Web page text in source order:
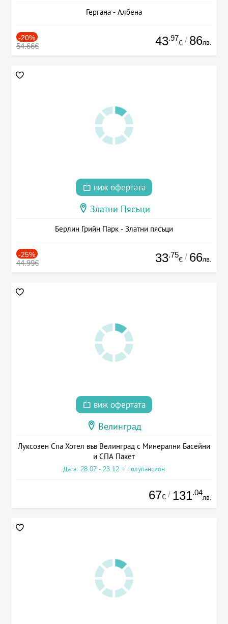
Гергана - Албена
-20%
54.66€ 43.97
€ / 86лв.
виж офертата
Златни Пясъци
Берлин Грийн Парк - Златни пясъци
-25%
44.99€ 33.75
€ / 66лв.
виж офертата
Велинград
Луксозен Спа Хотел във Велинград с Минерални Басейни
и СПА Пакет
Дата: 28.07 - 23.12 + полупансион
67€ / 131.04
лв.